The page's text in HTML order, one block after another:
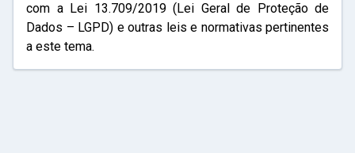
com a Lei 13.709/2019 (Lei Geral de Proteção de
Dados – LGPD) e outras leis e normativas pertinentes
a este tema.